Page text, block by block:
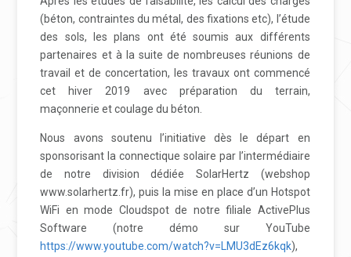
(béton, contraintes du métal, des fixations etc), l’étude
des sols, les plans ont été soumis aux différents
partenaires et à la suite de nombreuses réunions de
travail et de concertation, les travaux ont commencé
cet hiver 2019 avec préparation du terrain,
maçonnerie et coulage du béton.
Nous avons soutenu l’initiative dès le départ en
sponsorisant la connectique solaire par l’intermédiaire
de notre division dédiée SolarHertz (webshop
www.solarhertz.fr), puis la mise en place d’un Hotspot
WiFi en mode Cloudspot de notre filiale ActivePlus
Software (notre démo sur YouTube
https://www.youtube.com/watch?v=LMU3dEz6kqk),